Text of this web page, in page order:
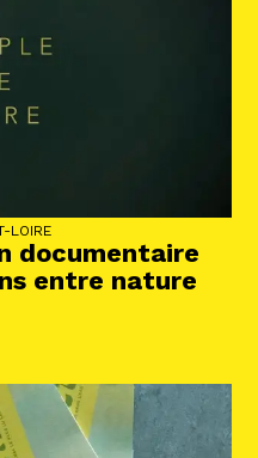
LOIRE
documentaire
entre nature